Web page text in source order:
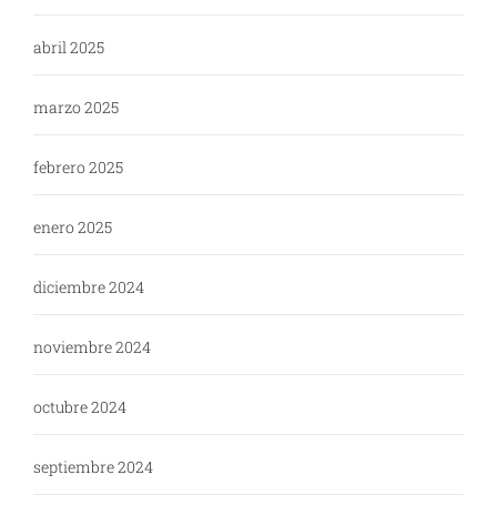
abril 2025
marzo 2025
febrero 2025
enero 2025
diciembre 2024
noviembre 2024
octubre 2024
septiembre 2024